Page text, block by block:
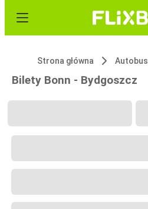
Strona główna Autobus
Bilety Bonn - Bydgoszcz